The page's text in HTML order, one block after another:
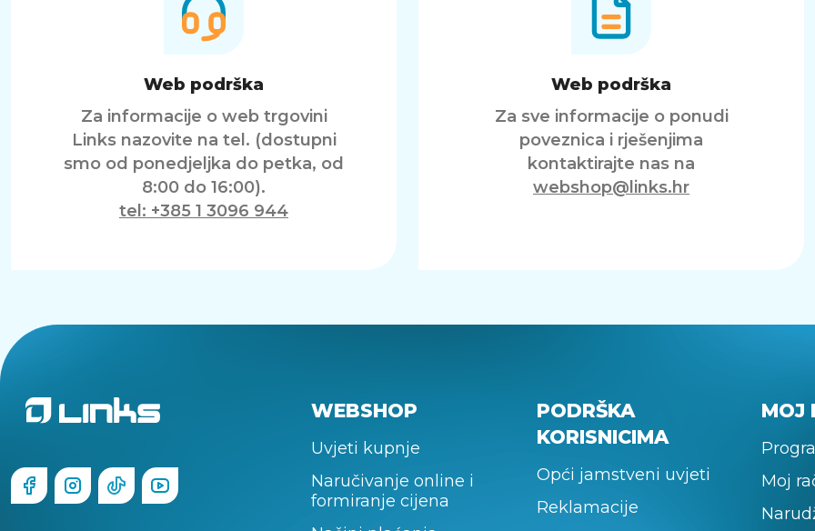
Web podrška
Za informacije o web trgovini
Links nazovite na tel. (dostupni
smo od ponedjeljka do petka, od
8:00 do 16:00).
tel: +385 1 3096 944
Web podrška
Za sve informacije o ponudi
poveznica i rješenjima
kontaktirajte nas na
webshop@links.hr
WEBSHOP
Uvjeti kupnje
Naručivanje online i
formiranje cijena
PODRŠKA
KORISNICIMA
Opći jamstveni uvjeti
Reklamacije
MOJ
Moj